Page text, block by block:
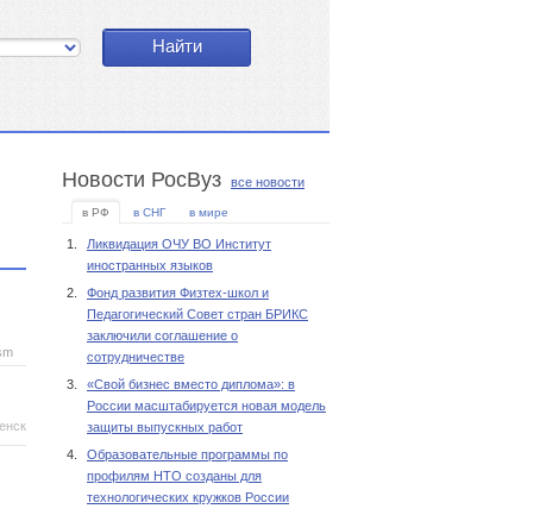
Новости РосВуз все новости
в РФ в СНГ в мире
1.
Ликвидация ОЧУ ВО Институт
иностранных языков
2.
Фонд развития Физтех-школ и
Педагогический Совет стран БРИКС
заключили соглашение о
сотрудничестве
3.
«Свой бизнес вместо диплома»: в
России масштабируется новая модель
защиты выпускных работ
4.
Образовательные программы по
профилям НТО созданы для
технологических кружков России